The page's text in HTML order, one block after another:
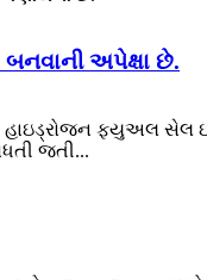
અપેક્ષા છે.
હાઇડ્રોજન ફ્યુઅલ સેલ
જતી...